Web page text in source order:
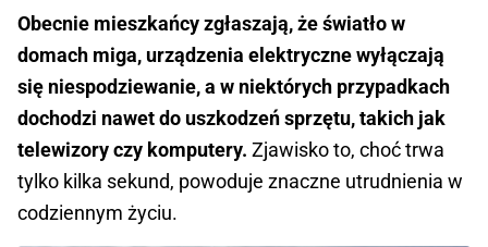
Obecnie mieszkańcy zgłaszają, że światło w
domach miga, urządzenia elektryczne wyłączają
się niespodziewanie, a w niektórych przypadkach
dochodzi nawet do uszkodzeń sprzętu, takich jak
telewizory czy komputery. Zjawisko to, choć trwa
tylko kilka sekund, powoduje znaczne utrudnienia w
codziennym życiu.